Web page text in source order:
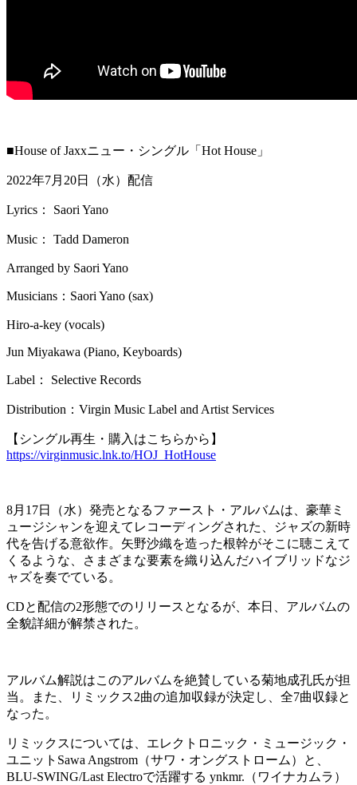
■House of Jaxxニュー・シングル「Hot House」
2022年7月20日（水）配信
Lyrics： Saori Yano
Music： Tadd Dameron
Arranged by Saori Yano
Musicians：Saori Yano (sax)
Hiro-a-key (vocals)
Jun Miyakawa (Piano, Keyboards)
Label： Selective Records
Distribution：Virgin Music Label and Artist Services
【シングル再生・購入はこちらから】
https://virginmusic.lnk.to/HOJ_HotHouse
8月17日（水）発売となるファースト・アルバムは、豪華ミ
ュージシャンを迎えてレコーディングされた、ジャズの新時
代を告げる意欲作。矢野沙織を造った根幹がそこに聴こえて
くるような、さまざまな要素を織り込んだハイブリッドなジ
ャズを奏でている。
CDと配信の2形態でのリリースとなるが、本日、アルバムの
全貌詳細が解禁された。
アルバム解説はこのアルバムを絶賛している菊地成孔氏が担
当。また、リミックス2曲の追加収録が決定し、全7曲収録と
なった。
リミックスについては、エレクトロニック・ミュージック・
ユニットSawa Angstrom（サワ・オングストローム）と、
BLU-SWING/Last Electroで活躍する ynkmr.（ワイナカムラ）